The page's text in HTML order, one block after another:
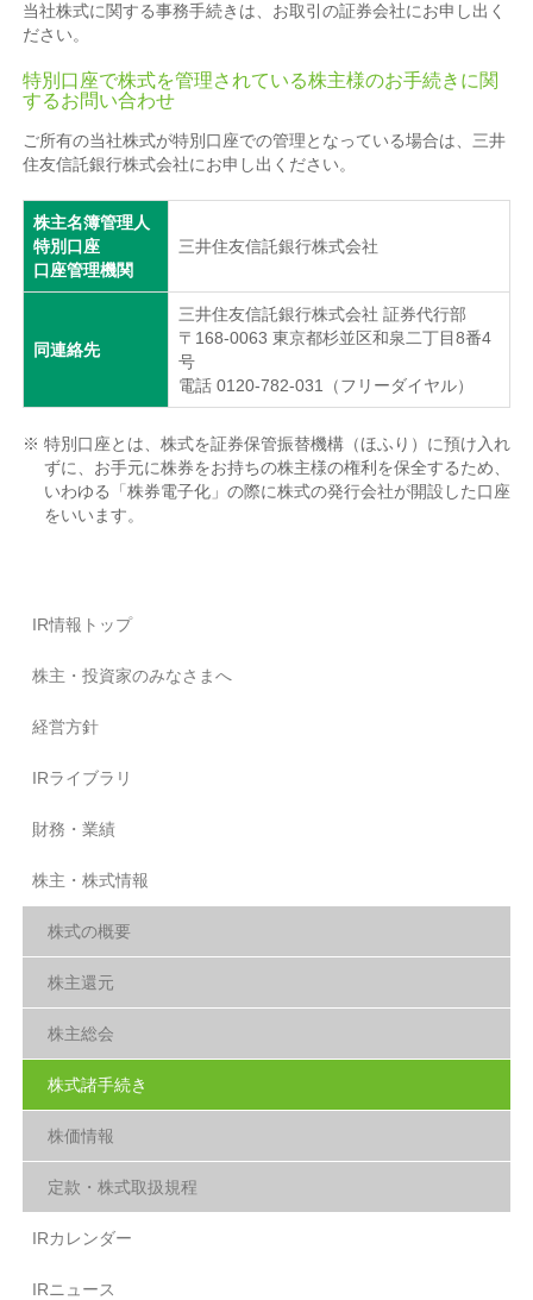
当社株式に関する事務手続きは、お取引の証券会社にお申し出く
ださい。
特別口座で株式を管理されている株主様のお手続きに関
するお問い合わせ
ご所有の当社株式が特別口座での管理となっている場合は、三井
住友信託銀行株式会社にお申し出ください。
株主名簿管理人
特別口座
口座管理機関
三井住友信託銀行株式会社
同連絡先
三井住友信託銀行株式会社 証券代行部
〒168-0063 東京都杉並区和泉二丁目8番4
号
電話 0120-782-031（フリーダイヤル）
※ 特別口座とは、株式を証券保管振替機構（ほふり）に預け入れ
ずに、お手元に株券をお持ちの株主様の権利を保全するため、
いわゆる「株券電子化」の際に株式の発行会社が開設した口座
をいいます。
IR情報トップ
株主・投資家のみなさまへ
経営方針
IRライブラリ
財務・業績
株主・株式情報
株式の概要
株主還元
株主総会
株式諸手続き
株価情報
定款・株式取扱規程
IRカレンダー
IRニュース